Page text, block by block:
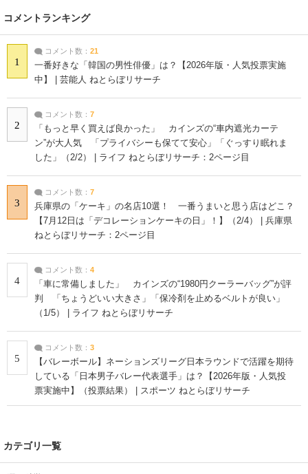
コメントランキング
1
コメント数： 21
一番好きな「韓国の男性俳優」は？【2026年版・人気投票実施
中】 | 芸能人 ねとらぼリサーチ
2
コメント数： 7
「もっと早く買えば良かった」 カインズの“車内遮光カーテ
ン”が大人気 「プライバシーも保てて安心」「ぐっすり眠れま
した」（2/2） | ライフ ねとらぼリサーチ：2ページ目
3
コメント数： 7
兵庫県の「ケーキ」の名店10選！ 一番うまいと思う店はどこ？
【7月12日は「デコレーションケーキの日」！】（2/4） | 兵庫県
ねとらぼリサーチ：2ページ目
4
コメント数： 4
「車に常備しました」 カインズの“1980円クーラーバッグ”が評
判 「ちょうどいい大きさ」「保冷剤を止めるベルトが良い」
（1/5） | ライフ ねとらぼリサーチ
5
コメント数： 3
【バレーボール】ネーションズリーグ日本ラウンドで活躍を期待
している「日本男子バレー代表選手」は？【2026年版・人気投
票実施中】（投票結果） | スポーツ ねとらぼリサーチ
カテゴリ一覧